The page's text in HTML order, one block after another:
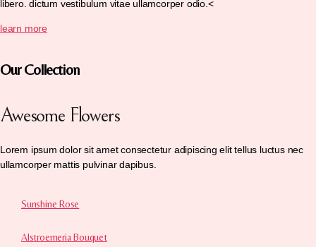
libero. dictum vestibulum vitae ullamcorper odio.<
learn more
Our Collection
Awesome Flowers
Lorem ipsum dolor sit amet consectetur adipiscing elit tellus luctus nec
ullamcorper mattis pulvinar dapibus.
Sunshine Rose
Alstroemeria Bouquet